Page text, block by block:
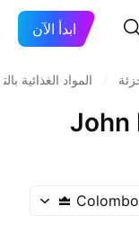
ابدأ الآن
المواد الغذائية
John